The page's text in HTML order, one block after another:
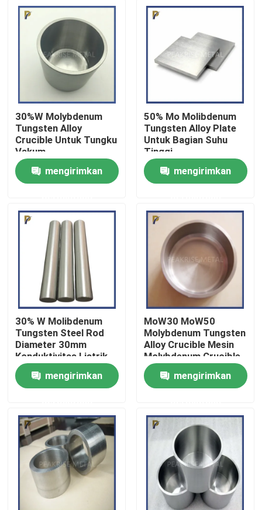
Rumah
Video
Pertunjukan VR
Tentang kami
Tur Pabrik
Hubungi Kami
Permintaan Penawaran
30%W Molybdenum
Tungsten Alloy
Crucible Untuk Tungku
Vakum
mengirimkan
50% Mo Molibdenum
Tungsten Alloy Plate
Untuk Bagian Suhu
Tinggi
mengirimkan
30% W Molibdenum
Tungsten Steel Rod
Diameter 30mm
Konduktivitas Listrik
Yang Sangat Baik
mengirimkan
MoW30 MoW50
Molybdenum Tungsten
Alloy Crucible Mesin
Molybdenum Crucible
mengirimkan